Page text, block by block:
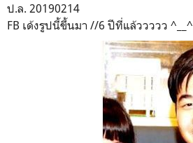
ป.ล. 20190214
FB เด้งรูปนี้ขึ้นมา //6 ปีที่แล้ววววว ^__^